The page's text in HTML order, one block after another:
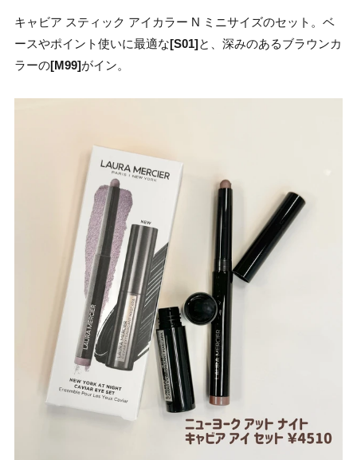
キャビア スティック アイカラー N ミニサイズのセット。ベ
ースやポイント使いに最適な[S01]と、深みのあるブラウンカ
ラーの[M99]がイン。